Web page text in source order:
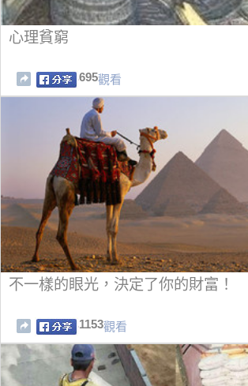
心理貧窮
695觀看
不一樣的眼光，決定了你的財富！
1153觀看